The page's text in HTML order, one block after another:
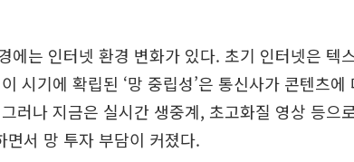
에는 인터넷 환경 변화가 있다. 초기 인터넷은 텍
시기에 확립된 ‘망 중립성’은 통신사가 콘텐츠
러나 지금은 실시간 생중계, 초고화질 영상 등으
면서 망 투자 부담이 커졌다.